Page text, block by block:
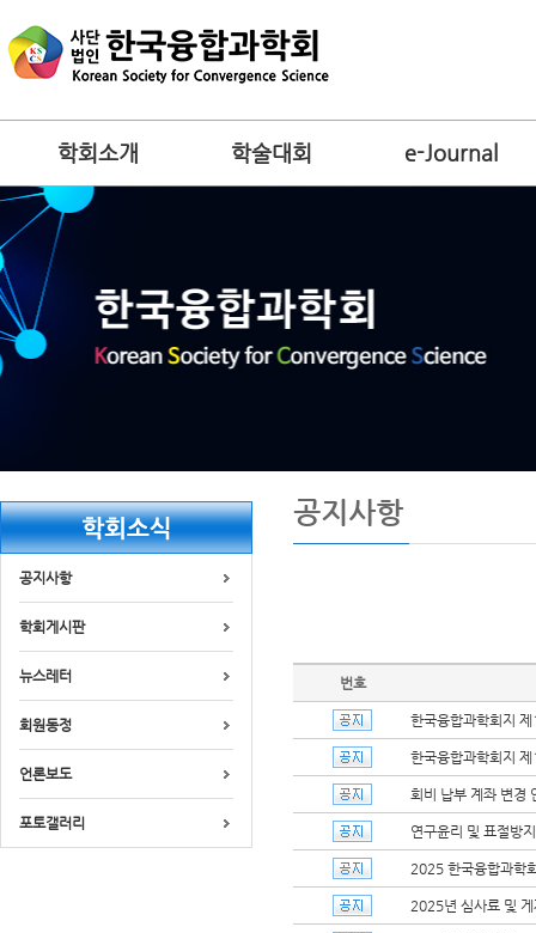
학회소개 학술대회 e-Journal
공지사항
학회게시판
뉴스레터
회원동정
언론보도
포토갤러리
공지사항
번호
한국융합과학회지
한국융합과학회지
회비 납부 계좌 변경
연구윤리 및 표절방
2025 한국융합과학
2025년 심사료 및